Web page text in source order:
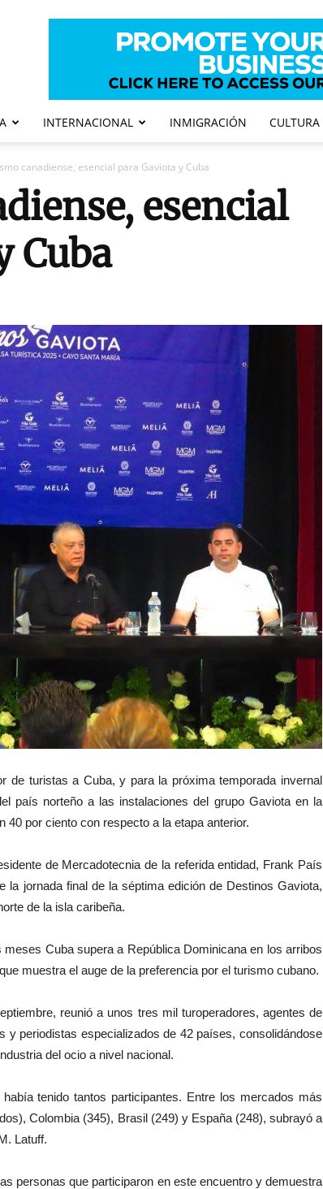
INTERNACIONAL INMIGRACIÓN CULTURA
canadiense, esencial para Gaviota y Cuba
esencial
Cuba
de turistas a Cuba, y para la próxima temporada invernal
país norteño a las instalaciones del grupo Gaviota en la
por ciento con respecto a la etapa anterior.
de Mercadotecnia de la referida entidad, Frank País
la jornada final de la séptima edición de Destinos Gaviota,
de la isla caribeña.
Cuba supera a República Dominicana en los arribos
muestra el auge de la preferencia por el turismo cubano.
reunió a unos tres mil turoperadores, agentes de
y periodistas especializados de 42 países, consolidándose
del ocio a nivel nacional.
tenido tantos participantes. Entre los mercados más
Colombia (345), Brasil (249) y España (248), subrayó a
Latuff.
personas que participaron en este encuentro y demuestra